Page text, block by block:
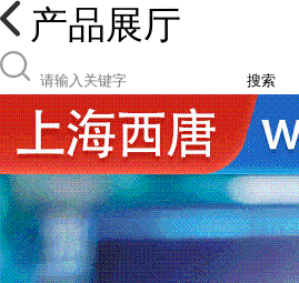
产品展厅
搜索